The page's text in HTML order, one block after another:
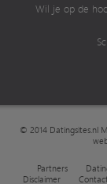
Wil je op de
© 2014 Datingsites.nl
Partners
Disclaimer
Contact